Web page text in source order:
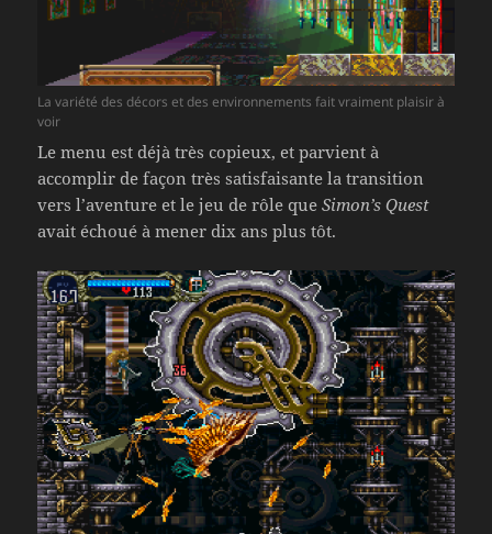
La variété des décors et des environnements fait vraiment plaisir à
voir
Le menu est déjà très copieux, et parvient à
accomplir de façon très satisfaisante la transition
vers l’aventure et le jeu de rôle queSimon’s Quest
avait échoué à mener dix ans plus tôt.